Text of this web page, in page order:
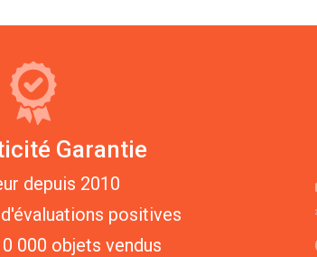
Garantie
depuis 2010
positives
000 objets vendus